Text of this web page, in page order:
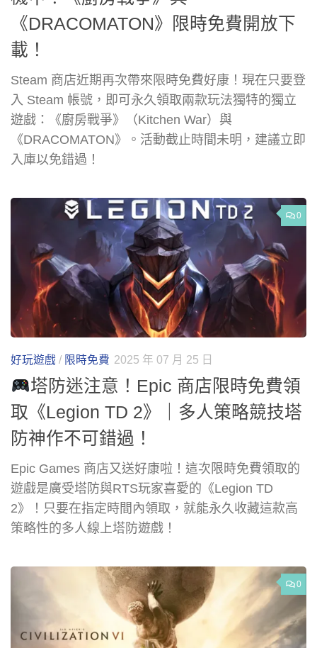
《DRACOMATON》限時免費開放下
載！
Steam 商店近期再次帶來限時免費好康！現在只要登
入 Steam 帳號，即可永久領取兩款玩法獨特的獨立
遊戲：《廚房戰爭》（Kitchen War）與
《DRACOMATON》。活動截止時間未明，建議立即
入庫以免錯過！
0
好玩遊戲 / 限時免費 2025 年 07 月 25 日
塔防迷注意！Epic 商店限時免費領
取《Legion TD 2》｜多人策略競技塔
防神作不可錯過！
Epic Games 商店又送好康啦！這次限時免費領取的
遊戲是廣受塔防與RTS玩家喜愛的《Legion TD
2》！只要在指定時間內領取，就能永久收藏這款高
策略性的多人線上塔防遊戲！
0